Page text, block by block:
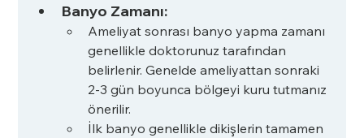
Banyo Zamanı:
Ameliyat sonrası banyo yapma zamanı
genellikle doktorunuz tarafından
belirlenir. Genelde ameliyattan sonraki
2-3 gün boyunca bölgeyi kuru tutmanız
önerilir.
İlk banyo genellikle dikişlerin tamamen